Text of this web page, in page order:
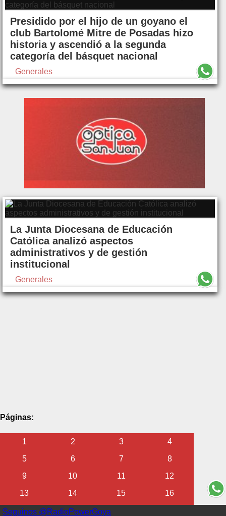
Seguinos @RadioPowerGoya
Presidido por el hijo de un goyano el
club Bartolomé Mitre de Posadas hizo
historia y ascendió a la segunda
categoría del básquet nacional
Generales
La Junta Diocesana de Educación
Católica analizó aspectos
administrativos y de gestión
institucional
Generales
Páginas:
1 2 3
4
5
6 7
8
9
10 11
12
13
14 15
16
17
18